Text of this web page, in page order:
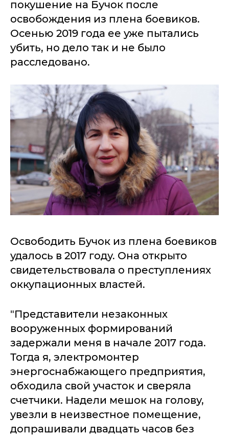
покушение на Бучок после
освобождения из плена боевиков.
Осенью 2019 года ее уже пытались
убить, но дело так и не было
расследовано.
Освободить Бучок из плена боевиков
удалось в 2017 году. Она открыто
свидетельствовала о преступлениях
оккупационных властей.
"Представители незаконных
вооруженных формирований
задержали меня в начале 2017 года.
Тогда я, электромонтер
энергоснабжающего предприятия,
обходила свой участок и сверяла
счетчики. Надели мешок на голову,
увезли в неизвестное помещение,
допрашивали двадцать часов без